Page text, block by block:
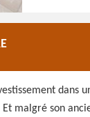
dans
Et malgré son